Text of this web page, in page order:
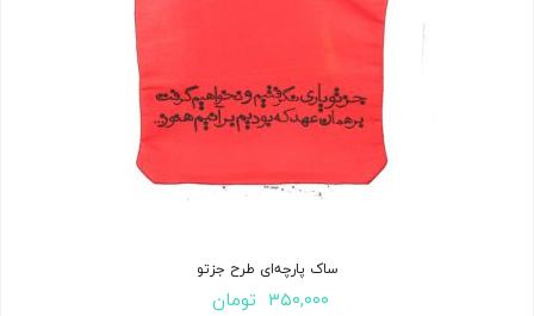
ساک پارچه‌ای طرح جزتو
۳۵۰,۰۰۰ تومان